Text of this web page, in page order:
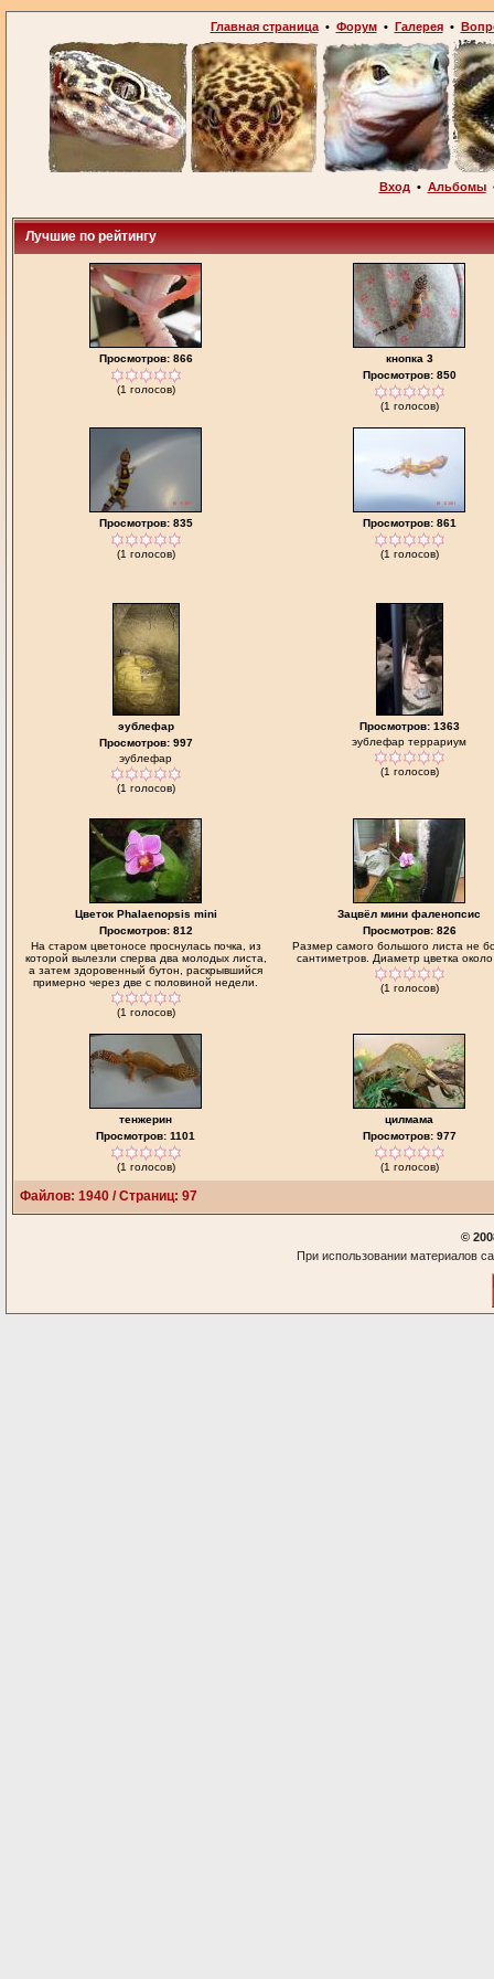
Главная страница• Форум• Галерея•
Вход • Альбомы
Лучшие по рейтингу
Просмотров: 866
(1 голосов)
кнопка 3
Просмотров: 850
(1 голосов)
Просмотров: 835
(1 голосов)
Просмотров: 861
(1 голосов)
эублефар
Просмотров: 997
эублефар
(1 голосов)
Просмотров: 1363
эублефар террариум
(1 голосов)
Цветок Phalaenopsis mini
Просмотров: 812
На старом цветоносе проснулась почка, из
которой вылезли сперва два молодых листа,
а затем здоровенный бутон, раскрывшийся
примерно через две с половиной недели.
(1 голосов)
Зацвёл мини фаленопсис
Просмотров: 826
Размер самого большого листа не
сантиметров. Диаметр цветка
(1 голосов)
тенжерин
Просмотров: 1101
(1 голосов)
цилмама
Просмотров: 977
(1 голосов)
Файлов: 1940 / Страниц: 97
©
При использовании материалов